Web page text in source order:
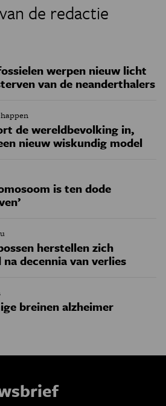
de redactie
werpen nieuw licht
van de neanderthalers
de wereldbevolking in,
nieuw wiskundig model
is ten dode
herstellen zich
decennia van verlies
breinen alzheimer